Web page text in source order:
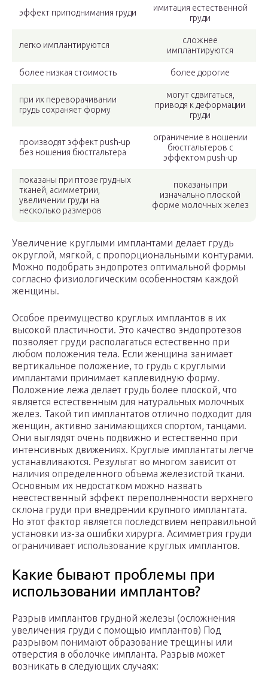
эффект приподнимания груди
имитация естественной
груди
легко имплантируются
сложнее
имплантируются
более низкая стоимость более дорогие
при их переворачивании
грудь сохраняет форму
могут сдвигаться,
приводя к деформации
груди
производят эффект push-up
без ношения бюстгальтера
ограничение в ношении
бюстгальтеров с
эффектом push-up
показаны при птозе грудных
тканей, асимметрии,
увеличении груди на
несколько размеров
показаны при
изначально плоской
форме молочных желез
Увеличение круглыми имплантами делает грудь
округлой, мягкой, с пропорциональными контурами.
Можно подобрать эндопротез оптимальной формы
согласно физиологическим особенностям каждой
женщины.
Особое преимущество круглых имплантов в их
высокой пластичности. Это качество эндопротезов
позволяет груди располагаться естественно при
любом положения тела. Если женщина занимает
вертикальное положение, то грудь с круглыми
имплантами принимает каплевидную форму.
Положение лежа делает грудь более плоской, что
является естественным для натуральных молочных
желез. Такой тип имплантатов отлично подходит для
женщин, активно занимающихся спортом, танцами.
Они выглядят очень подвижно и естественно при
интенсивных движениях. Круглые имплантаты легче
устанавливаются. Результат во многом зависит от
наличия определенного объема железистой ткани.
Основным их недостатком можно назвать
неестественный эффект переполненности верхнего
склона груди при внедрении крупного имплантата.
Но этот фактор является последствием неправильной
установки из-за ошибки хирурга. Асимметрия груди
ограничивает использование круглых имплантов.
Какие бывают проблемы при
использовании имплантов?
Разрыв имплантов грудной железы (осложнения
увеличения груди с помощью имплантов) Под
разрывом понимают образование трещины или
отверстия в оболочке импланта. Разрыв может
возникать в следующих случаях: